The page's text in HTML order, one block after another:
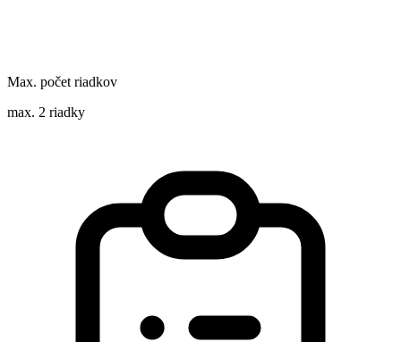
Max. počet riadkov
max. 2 riadky